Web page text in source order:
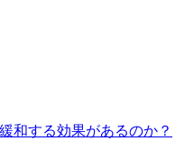
和する効果があるのか？